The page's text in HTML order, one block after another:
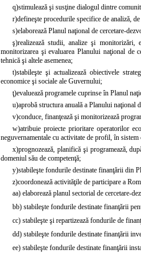
q)stimulează şi susţine dialogul dintre
r)defineşte procedurile specifice de analiză,
s)elaborează Planul naţional de cercetare-
ş)realizează studii, analize şi
monitorizarea şi evaluarea Planului naţional de
tehnică şi altele asemenea;
t)stabileşte şi actualizează obiectivele
economice şi sociale ale Guvernului;
ţ)evaluează programele cuprinse în Planul
u)aprobă structura anuală a Planului naţional
v)conduce, finanţează şi monitorizează
w)atribuie proiecte prioritare operatorilor
neguvernamentale cu activitate de profil, în
x)prognozează, planifică şi programează,
domeniul său de competenţă;
y)stabileşte fondurile destinate finanţării din
z)coordonează activităţile de participare a
aa) elaborează planul sectorial de cercetare-
bb) stabileşte fondurile destinate finanţării
cc) stabileşte şi repartizează fondurile de
dd) stabileşte fondurile destinate finanţării
ee) stabileşte fondurile destinate finanţării